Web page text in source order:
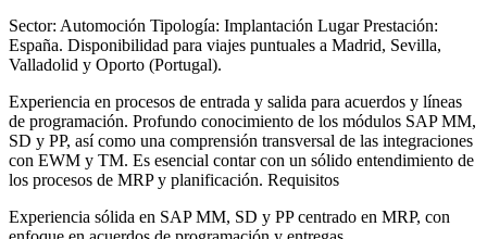
Sector: Automoción Tipología: Implantación Lugar Prestación:
España. Disponibilidad para viajes puntuales a Madrid, Sevilla,
Valladolid y Oporto (Portugal).
Experiencia en procesos de entrada y salida para acuerdos y líneas
de programación. Profundo conocimiento de los módulos SAP MM,
SD y PP, así como una comprensión transversal de las integraciones
con EWM y TM. Es esencial contar con un sólido entendimiento de
los procesos de MRP y planificación. Requisitos
Experiencia sólida en SAP MM, SD y PP centrado en MRP, con